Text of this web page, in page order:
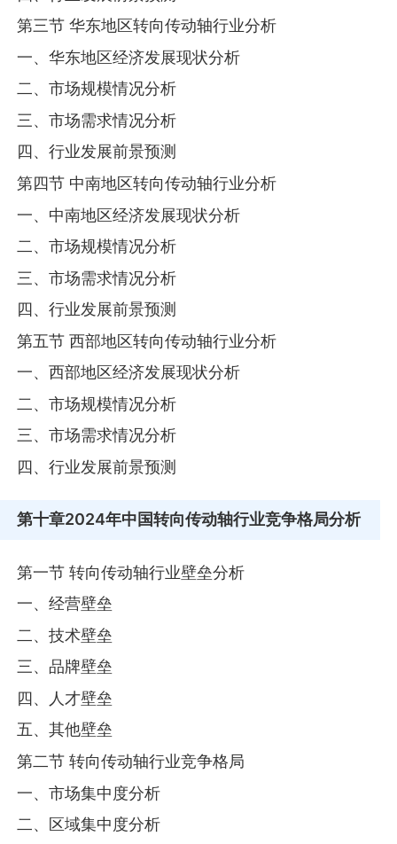
第三节 华东地区转向传动轴行业分析
一、华东地区经济发展现状分析
二、市场规模情况分析
三、市场需求情况分析
四、行业发展前景预测
第四节 中南地区转向传动轴行业分析
一、中南地区经济发展现状分析
二、市场规模情况分析
三、市场需求情况分析
四、行业发展前景预测
第五节 西部地区转向传动轴行业分析
一、西部地区经济发展现状分析
二、市场规模情况分析
三、市场需求情况分析
四、行业发展前景预测
第十章2024年中国转向传动轴行业竞争格局分析
第一节 转向传动轴行业壁垒分析
一、经营壁垒
二、技术壁垒
三、品牌壁垒
四、人才壁垒
五、其他壁垒
第二节 转向传动轴行业竞争格局
一、市场集中度分析
二、区域集中度分析